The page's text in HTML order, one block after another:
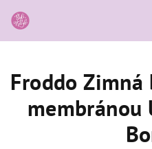
na
obsah
Froddo
membránou